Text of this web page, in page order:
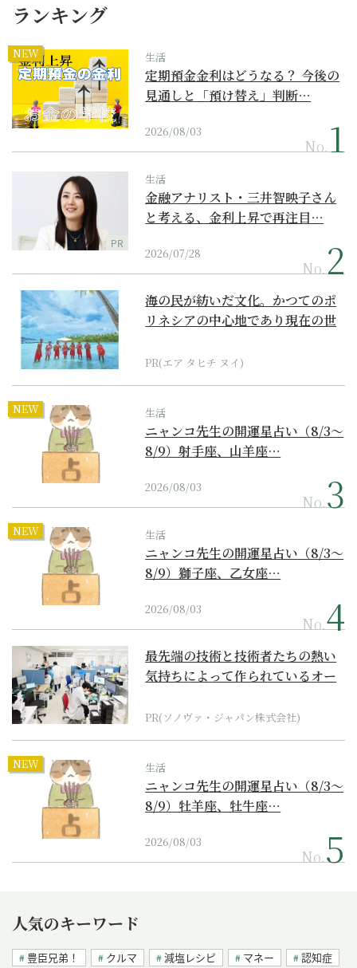
ランキング
NEW 生活
定期預金金利はどうなる？ 今後の
見通しと「預け替え」判断…
2026/08/03
No.
PR
生活
金融アナリスト・三井智映子さん
と考える、金利上昇で再注目…
2026/07/28
No.
海の民が紡いだ文化。かつてのポ
リネシアの中心地であり現在の世
PR(エア タヒチ ヌイ)
NEW 生活
ニャンコ先生の開運星占い（8/3～
8/9）射手座、山羊座…
2026/08/03
No.
NEW 生活
ニャンコ先生の開運星占い（8/3～
8/9）獅子座、乙女座…
2026/08/03
No.
最先端の技術と技術者たちの熱い
気持ちによって作られているオー
PR(ソノヴァ・ジャパン株式会社)
NEW 生活
ニャンコ先生の開運星占い（8/3～
8/9）牡羊座、牡牛座…
2026/08/03
No.
人気のキーワード
豊臣兄弟！ クルマ 減塩レシピ マネー 認知症